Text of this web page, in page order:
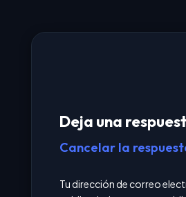
Deja una
Cancelar la
Tu dirección de correo